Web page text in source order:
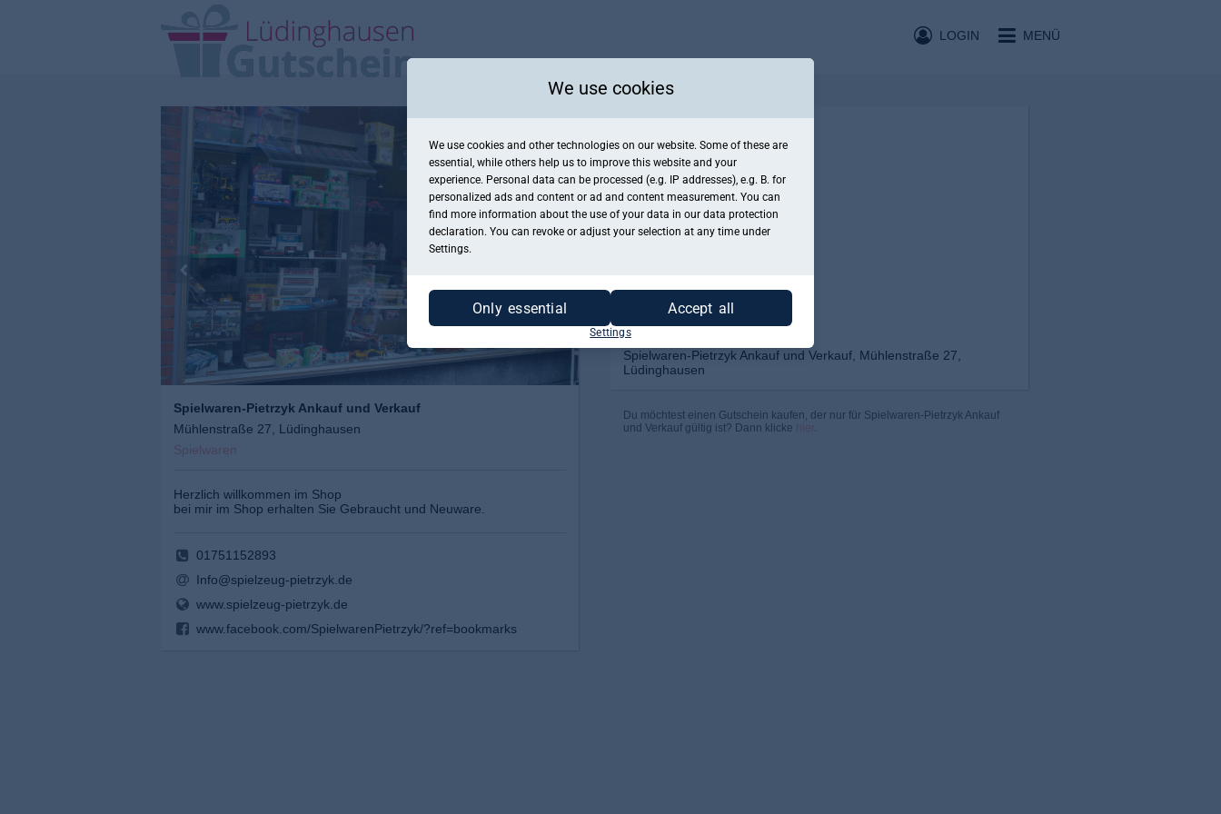
MENÜ
LOGIN
Spielwaren-Pietrzyk Ankauf und Verkauf
Mühlenstraße 27, Lüdinghausen
Spielwaren
Herzlich willkommen im Shop
bei mir im Shop erhalten Sie Gebraucht und Neuware.
01751152893
Info@spielzeug-pietrzyk.de
www.spielzeug-pietrzyk.de
www.facebook.com/SpielwarenPietrzyk/?ref=bookmarks
Spielwaren-Pietrzyk Ankauf und Verkauf, Mühlenstraße 27,
Lüdinghausen
Du möchtest einen Gutschein kaufen, der nur für Spielwaren-Pietrzyk Ankauf
und Verkauf gültig ist? Dann klicke
.
We use cookies
We use cookies and other technologies on our website. Some of these are
essential, while others help us to improve this website and your
experience. Personal data can be processed (e.g. IP addresses), e.g. B. for
personalized ads and content or ad and content measurement. You can
find more information about the use of your data in our data protection
declaration. You can revoke or adjust your selection at any time under
Settings.
Only essential Accept all
Settings